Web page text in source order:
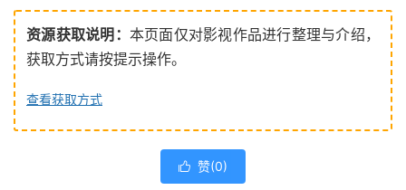
资源获取说明： 本页面仅对影视作品进行整理与介绍，
获取方式请按提示操作。
查看获取方式
 赞(0)